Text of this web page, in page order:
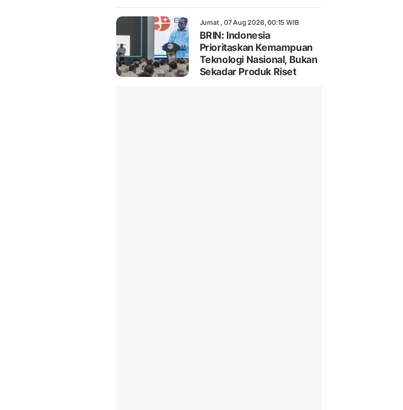
Jumat , 07 Aug 2026, 00:15 WIB
BRIN: Indonesia
Prioritaskan Kemampuan
Teknologi Nasional, Bukan
Sekadar Produk Riset